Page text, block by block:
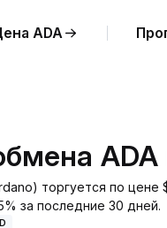
ADA
ADA
торгуется по
за последние 30 дней.